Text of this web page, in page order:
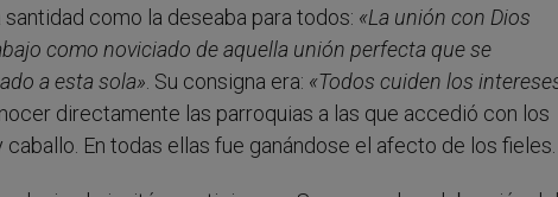
como la deseaba para todos: «La unión con Dios
como noviciado de aquella unión perfecta que se
a esta sola». Su consigna era: «Todos cuiden los
directamente las parroquias a las que accedió con los
En todas ellas fue ganándose el afecto de los fieles.